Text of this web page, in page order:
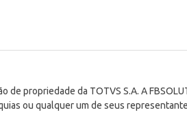
propriedade da TOTVS S.A. A
ou qualquer um de seus